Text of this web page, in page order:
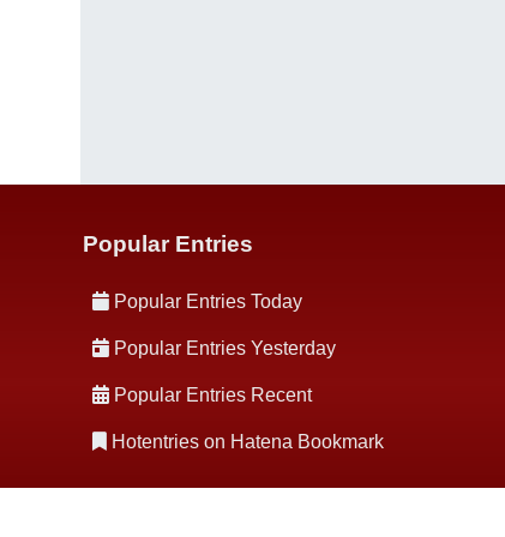
Popular Entries
Popular Entries Today
Popular Entries Yesterday
Popular Entries Recent
Hotentries on Hatena Bookmark